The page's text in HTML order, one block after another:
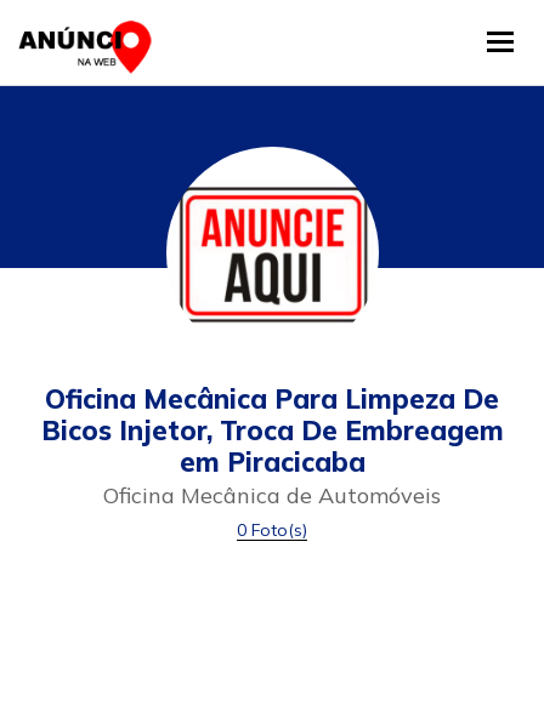
Oficina Mecânica Para Limpeza De
Bicos Injetor, Troca De Embreagem
em Piracicaba
Oficina Mecânica de Automóveis
0 Foto(s)